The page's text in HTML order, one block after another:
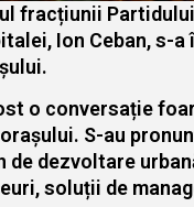
fracțiunii
Ion Ceban, s-
o conversație
S-au
de dezvoltare
soluții de